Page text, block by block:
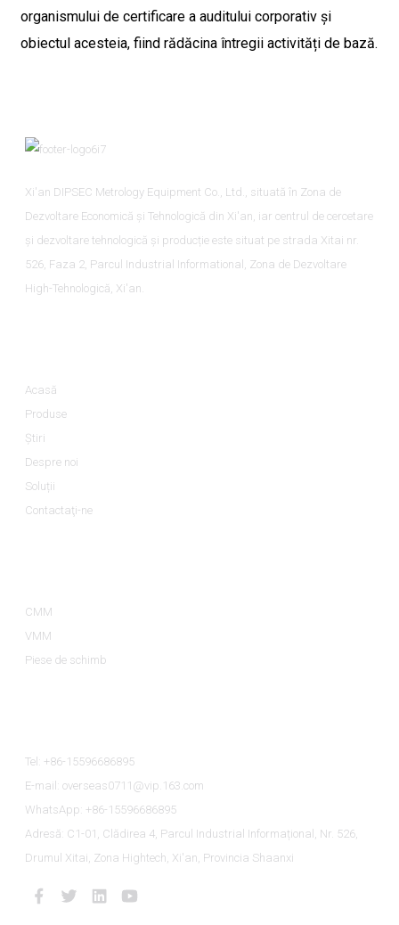
organismului de certificare a auditului corporativ și
obiectul acesteia, fiind rădăcina întregii activități de bază.
Xi'an DIPSEC Metrology Equipment Co., Ltd., situată în Zona de
Dezvoltare Economică și Tehnologică din Xi'an, iar centrul de cercetare
și dezvoltare tehnologică și producție este situat pe strada Xitai nr.
526, Faza 2, Parcul Industrial Informational, Zona de Dezvoltare
High-Tehnologică, Xi'an.
Acasă
Produse
Ştiri
Despre noi
Soluții
Contactaţi-ne
CMM
VMM
Piese de schimb
Tel: +86-15596686895
E-mail: overseas0711@vip.163.com
WhatsApp: +86-15596686895
Adresă: C1-01, Clădirea 4, Parcul Industrial Informațional, Nr. 526,
Drumul Xitai, Zona Hightech, Xi'an, Provincia Shaanxi